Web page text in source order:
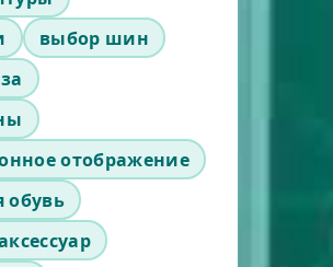
выбор шин
отображение
обувь